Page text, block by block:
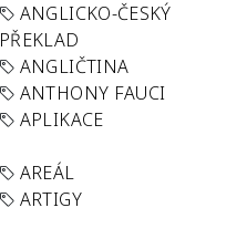
ANGLICKO-ČESKÝ
PŘEKLAD
ANGLIČTINA
ANTHONY FAUCI
APLIKACE
AREÁL
ARTIGY